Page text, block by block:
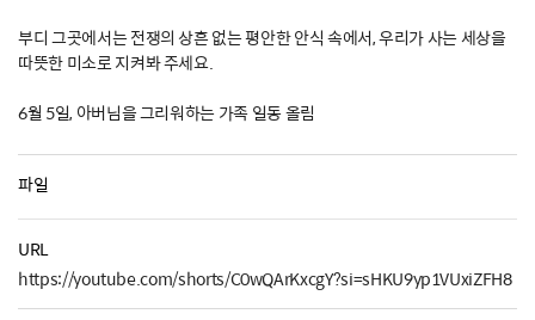
부디 그곳에서는 전쟁의 상흔 없는 평안한 안식 속에서, 우리가 사는 세상을
따뜻한 미소로 지켜봐 주세요.
6월 5일, 아버님을 그리워하는 가족 일동 올림
파일
URL
https://youtube.com/shorts/C0wQArKxcgY?si=sHKU9yp1VUxiZFH8